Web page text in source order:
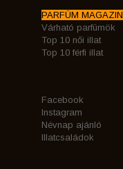
PARFÜM MAGAZIN
Várható parfümök
Top 10 női illat
Top 10 férfi illat
Facebook
Instagram
Névnap ajánló
Illatcsaládok